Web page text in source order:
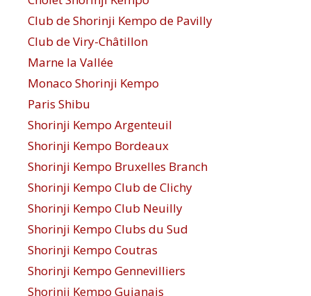
Club de Shorinji Kempo de Pavilly
Club de Viry-Châtillon
Marne la Vallée
Monaco Shorinji Kempo
Paris Shibu
Shorinji Kempo Argenteuil
Shorinji Kempo Bordeaux
Shorinji Kempo Bruxelles Branch
Shorinji Kempo Club de Clichy
Shorinji Kempo Club Neuilly
Shorinji Kempo Clubs du Sud
Shorinji Kempo Coutras
Shorinji Kempo Gennevilliers
Shorinji Kempo Gujanais